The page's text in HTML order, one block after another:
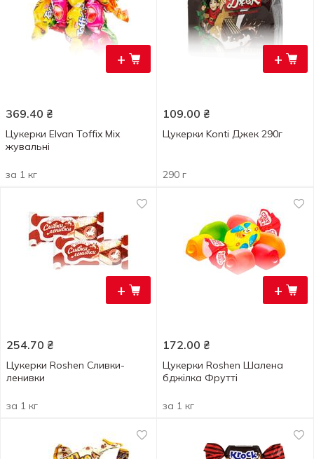
+
369.40 ₴
Цукерки Elvan Toffix Mix
жувальні
за 1 кг
+
109.00 ₴
Цукерки Konti Джек 290г
290 г
+
254.70 ₴
Цукерки Roshen Сливки-
ленивки
за 1 кг
+
172.00 ₴
Цукерки Roshen Шалена
бджілка Фрутті
за 1 кг